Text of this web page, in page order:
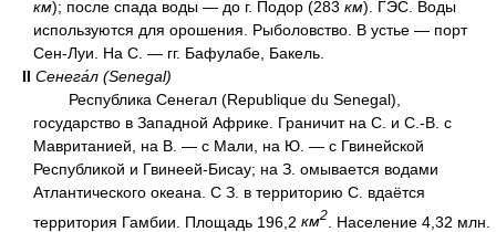
км); после спада воды — до г. Подор (283 км). ГЭС. Воды
используются для орошения. Рыболовство. В устье — порт
Сен-Луи. На С. — гг. Бафулабе, Бакель.
II Сенега́л (Senegal)
Республика Сенегал (Republique du Senegal),
государство в Западной Африке. Граничит на С. и С.-В. с
Мавританией, на В. — с Мали, на Ю. — с Гвинейской
Республикой и Гвинеей-Бисау; на З. омывается водами
Атлантического океана. С З. в территорию С. вдаётся
территория Гамбии. Площадь 196,2 км2
. Население 4,32 млн.